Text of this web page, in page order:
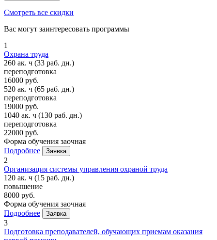
Смотреть все скидки
Вас могут заинтересовать программы
1
Охрана труда
260 ак. ч (33 раб. дн.)
переподготовка
16000 руб.
520 ак. ч (65 раб. дн.)
переподготовка
19000 руб.
1040 ак. ч (130 раб. дн.)
переподготовка
22000 руб.
Форма обучения заочная
Подробнее
Заявка
2
Организация системы управления охраной труда
120 ак. ч (15 раб. дн.)
повышение
8000 руб.
Форма обучения заочная
Подробнее
Заявка
3
Подготовка преподавателей, обучающих приемам оказания